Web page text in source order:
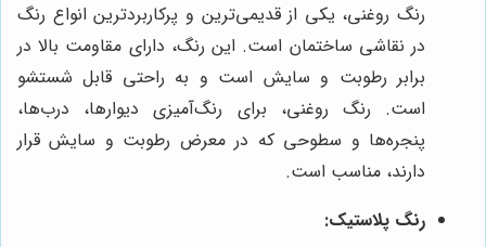
رنگ روغنی، یکی از قدیمی‌ترین و پرکاربردترین انواع رنگ
در نقاشی ساختمان است. این رنگ، دارای مقاومت بالا در
برابر رطوبت و سایش است و به راحتی قابل شستشو
است. رنگ روغنی، برای رنگ‌آمیزی دیوارها، درب‌ها،
پنجره‌ها و سطوحی که در معرض رطوبت و سایش قرار
دارند، مناسب است.
رنگ پلاستیک: